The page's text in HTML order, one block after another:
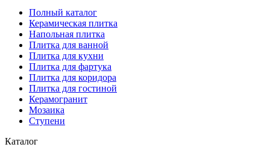
Полный каталог
Керамическая плитка
Напольная плитка
Плитка для ванной
Плитка для кухни
Плитка для фартука
Плитка для коридора
Плитка для гостиной
Керамогранит
Мозаика
Ступени
Каталог